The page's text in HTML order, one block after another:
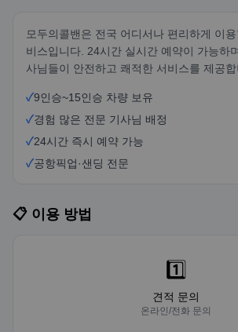
모두의콜밴은 전국 어디서나 편리하게 이
비스입니다. 24시간 실시간 예약이 가능하
사님들이 안전하고 쾌적한 서비스를 제공합
✓9인승~15인승 차량 보유
✓경험 많은 전문 기사님 배정
✓24시간 즉시 예약 가능
✓공항픽업·샌딩 전문
📋 이용 방법
1️⃣
견적 문의
온라인/전화 문의